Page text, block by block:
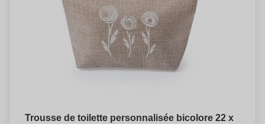
Trousse de toilette personnalisée bicolore 22 x